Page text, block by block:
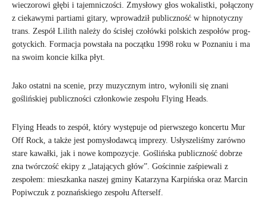
wieczorowi głębi i tajemniczości. Zmysłowy głos wokalistki, połączony
z ciekawymi partiami gitary, wprowadził publiczność w hipnotyczny
trans. Zespół Lilith należy do ścisłej czołówki polskich zespołów prog-
gotyckich. Formacja powstała na początku 1998 roku w Poznaniu i ma
na swoim koncie kilka płyt.
Jako ostatni na scenie, przy muzycznym intro, wyłonili się znani
goślińskiej publiczności członkowie zespołu Flying Heads.
Flying Heads to zespół, który występuje od pierwszego koncertu Mur
Off Rock, a także jest pomysłodawcą imprezy. Usłyszeliśmy zarówno
stare kawałki, jak i nowe kompozycje. Goślińska publiczność dobrze
zna twórczość ekipy z „latających głów”. Gościnnie zaśpiewali z
zespołem: mieszkanka naszej gminy Katarzyna Karpińska oraz Marcin
Popiwczuk z poznańskiego zespołu Afterself.